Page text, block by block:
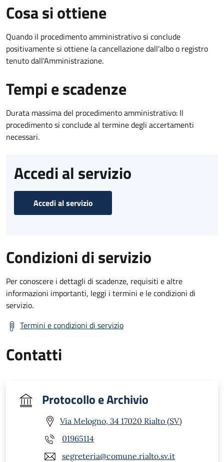
Cosa si ottiene
Quando il procedimento amministrativo si conclude
positivamente si ottiene la cancellazione dall'albo o registro
tenuto dall'Amministrazione.
Tempi e scadenze
Durata massima del procedimento amministrativo: Il
procedimento si conclude al termine degli accertamenti
necessari.
Accedi al servizio
Accedi al servizio
Condizioni di servizio
Per conoscere i dettagli di scadenze, requisiti e altre
informazioni importanti, leggi i termini e le condizioni di
servizio.
Termini e condizioni di servizio
Contatti
Protocollo e Archivio
Via Melogno, 34 17020 Rialto (SV)
01965114
segreteria@comune.rialto.sv.it